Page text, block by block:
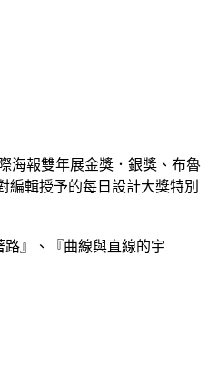
海報雙年展金獎．銀獎、布魯
編輯授予的每日設計大獎特別
』、『曲線與直線的宇